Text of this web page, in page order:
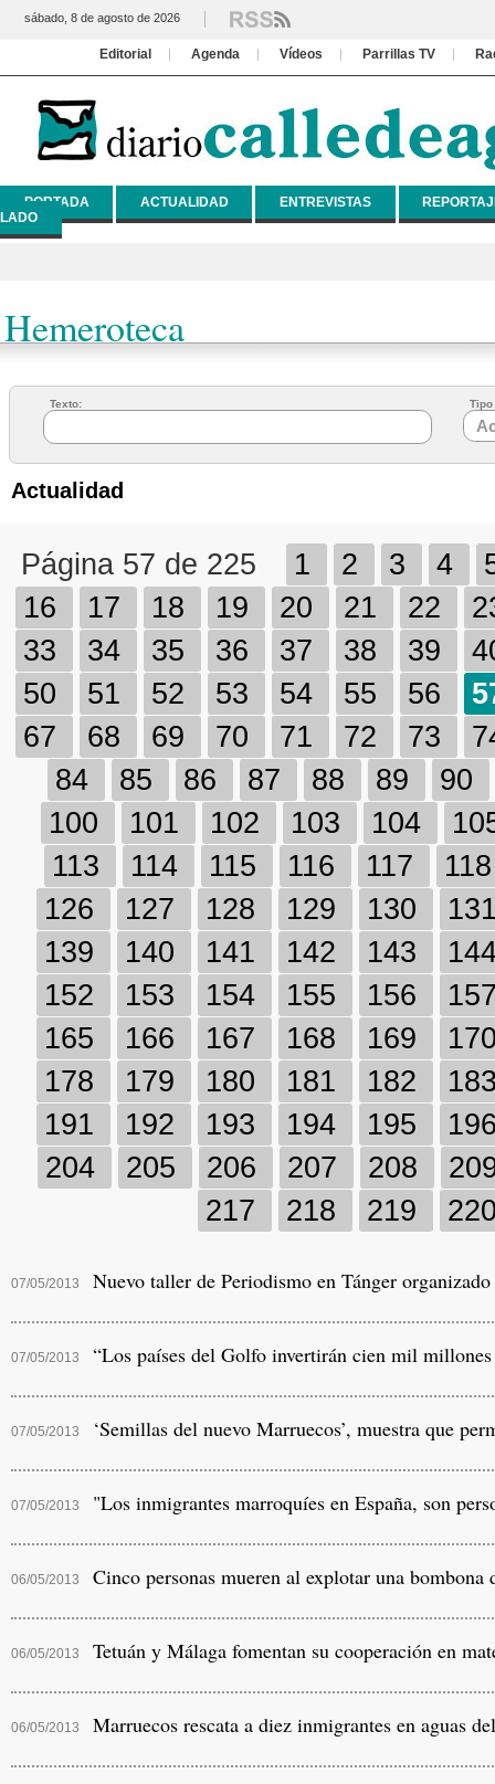
sábado, 8 de agosto de 2026
Editorial Agenda Vídeos Parrillas TV
PORTADA ACTUALIDAD ENTREVISTAS
LADO
Hemeroteca
Texto: Tipo
Actualidad
Página 57 de 225 1 2 3 4
16
17 18 19 20 21 22
33
34 35 36 37 38 39
50
51 52 53 54 55 56
67
68 69 70 71 72 73
84
85 86 87 88 89
90
100
101 102 103 104
113
114 115 116 117
126
127 128 129 130
139
140 141 142 143
152
153 154 155 156
165
166 167 168 169
178
179 180 181 182
191
192 193 194 195
204
205 206 207 208
217
218 219
07/05/2013 Nuevo taller de Periodismo en Tánger
07/05/2013 “Los países del Golfo invertirán cien mil
07/05/2013 ‘Semillas del nuevo Marruecos’, muestra que
07/05/2013 "Los inmigrantes marroquíes en España, son
06/05/2013 Cinco personas mueren al explotar una bombona
06/05/2013 Tetuán y Málaga fomentan su cooperación en
06/05/2013 Marruecos rescata a diez inmigrantes en aguas